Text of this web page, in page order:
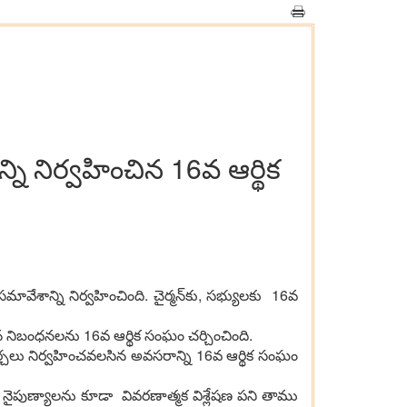
16వ ఆర్థిక
నిర్వ‌హించింది. చైర్మ‌న్‌కు, స‌భ్యుల‌కు 16వ
16వ ఆర్థిక సంఘం చ‌ర్చించింది.
నిర్వ‌హించ‌వ‌ల‌సిన అవ‌స‌రాన్ని 16వ ఆర్థిక సంఘం
నైపుణ్యాల‌ను కూడా వివ‌ర‌ణాత్మ‌క విశ్లేష‌ణ ప‌ని తాము